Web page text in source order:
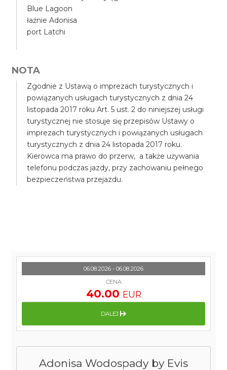
Blue Lagoon
łaźnie Adonisa
port Latchi
NOTA
Zgodnie z Ustawą o imprezach turystycznych i
powiązanych usługach turystycznych z dnia 24
listopada 2017 roku Art. 5 ust. 2 do niniejszej usługi
turystycznej nie stosuje się przepisów Ustawy o
imprezach turystycznych i powiązanych usługach
turystycznych z dnia 24 listopada 2017 roku.
Kierowca ma prawo do przerw, a także używania
telefonu podczas jazdy, przy zachowaniu pełnego
bezpieczeństwa przejazdu.
Adonisa Wodospady by Evis
06.08.2026 - 06.08.2026
CENA
40.00 EUR
DALEJ